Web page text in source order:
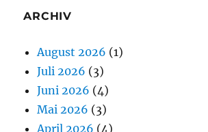
ARCHIV
August 2026 (1)
Juli 2026 (3)
Juni 2026 (4)
Mai 2026 (3)
April 2026 (4)